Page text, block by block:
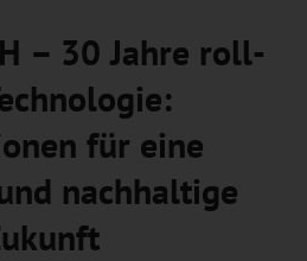
– 30 Jahre roll-
für eine
nachhaltige